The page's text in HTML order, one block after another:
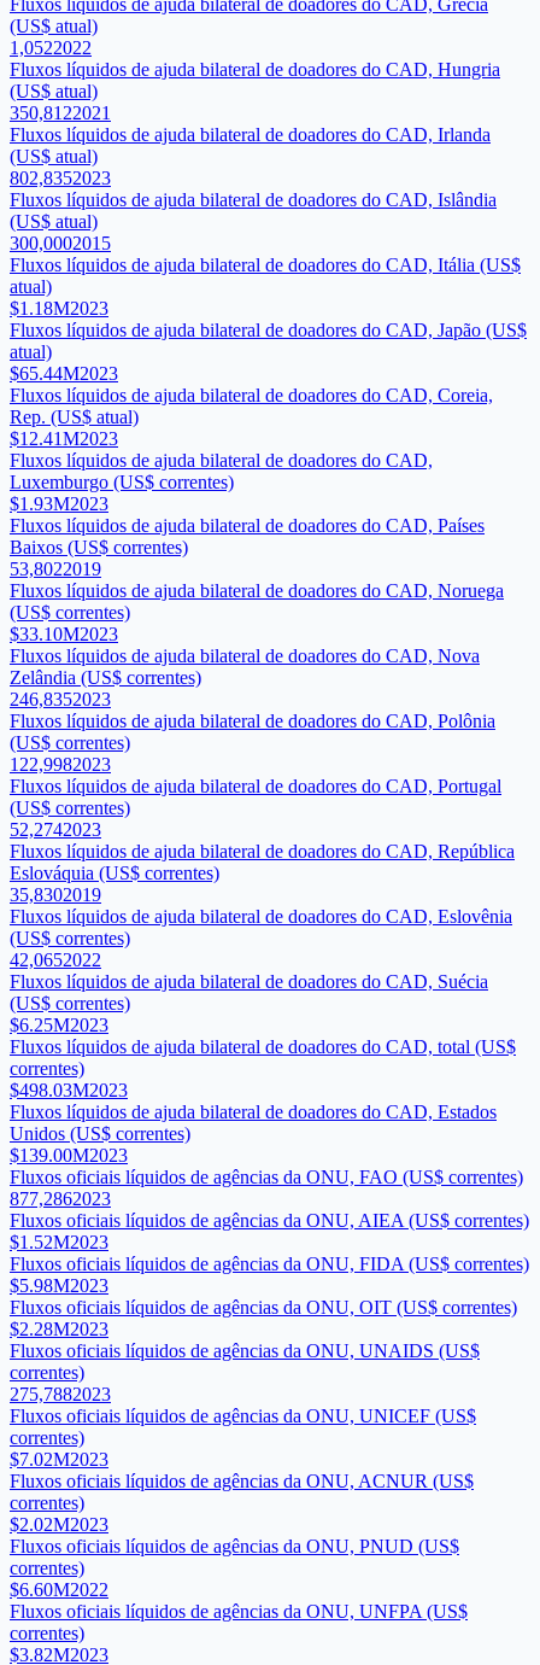
Fluxos líquidos de ajuda bilateral de doadores do CAD, Grécia
(US$ atual)
1,0522022
Fluxos líquidos de ajuda bilateral de doadores do CAD, Hungria
(US$ atual)
350,8122021
Fluxos líquidos de ajuda bilateral de doadores do CAD, Irlanda
(US$ atual)
802,8352023
Fluxos líquidos de ajuda bilateral de doadores do CAD, Islândia
(US$ atual)
300,0002015
Fluxos líquidos de ajuda bilateral de doadores do CAD, Itália (US$
atual)
$1.18M2023
Fluxos líquidos de ajuda bilateral de doadores do CAD, Japão (US$
atual)
$65.44M2023
Fluxos líquidos de ajuda bilateral de doadores do CAD, Coreia,
Rep. (US$ atual)
$12.41M2023
Fluxos líquidos de ajuda bilateral de doadores do CAD,
Luxemburgo (US$ correntes)
$1.93M2023
Fluxos líquidos de ajuda bilateral de doadores do CAD, Países
Baixos (US$ correntes)
53,8022019
Fluxos líquidos de ajuda bilateral de doadores do CAD, Noruega
(US$ correntes)
$33.10M2023
Fluxos líquidos de ajuda bilateral de doadores do CAD, Nova
Zelândia (US$ correntes)
246,8352023
Fluxos líquidos de ajuda bilateral de doadores do CAD, Polônia
(US$ correntes)
122,9982023
Fluxos líquidos de ajuda bilateral de doadores do CAD, Portugal
(US$ correntes)
52,2742023
Fluxos líquidos de ajuda bilateral de doadores do CAD, República
Eslováquia (US$ correntes)
35,8302019
Fluxos líquidos de ajuda bilateral de doadores do CAD, Eslovênia
(US$ correntes)
42,0652022
Fluxos líquidos de ajuda bilateral de doadores do CAD, Suécia
(US$ correntes)
$6.25M2023
Fluxos líquidos de ajuda bilateral de doadores do CAD, total (US$
correntes)
$498.03M2023
Fluxos líquidos de ajuda bilateral de doadores do CAD, Estados
Unidos (US$ correntes)
$139.00M2023
Fluxos oficiais líquidos de agências da ONU, FAO (US$ correntes)
877,2862023
Fluxos oficiais líquidos de agências da ONU, AIEA (US$ correntes)
$1.52M2023
Fluxos oficiais líquidos de agências da ONU, FIDA (US$ correntes)
$5.98M2023
Fluxos oficiais líquidos de agências da ONU, OIT (US$ correntes)
$2.28M2023
Fluxos oficiais líquidos de agências da ONU, UNAIDS (US$
correntes)
275,7882023
Fluxos oficiais líquidos de agências da ONU, UNICEF (US$
correntes)
$7.02M2023
Fluxos oficiais líquidos de agências da ONU, ACNUR (US$
correntes)
$2.02M2023
Fluxos oficiais líquidos de agências da ONU, PNUD (US$
correntes)
$6.60M2022
Fluxos oficiais líquidos de agências da ONU, UNFPA (US$
correntes)
$3.82M2023